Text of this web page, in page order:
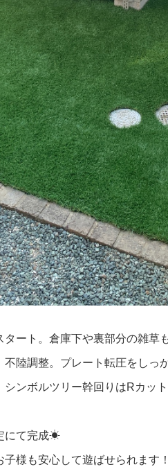
ート。倉庫下や裏部分の雑草
陸調整。プレート転圧をしっ
シンボルツリー幹回りはRカッ
にて完成☀
子様も安心して遊ばせられます